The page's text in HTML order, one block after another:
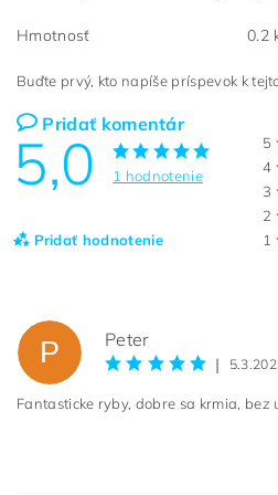
Hmotnosť 0.2
Buďte prvý, kto napíše príspevok k
Pridať komentár
5,0 1 hodnotenie
Pridať hodnotenie
5
4
3
2
1
P
Peter
|
Fantasticke ryby, dobre sa krmia, bez